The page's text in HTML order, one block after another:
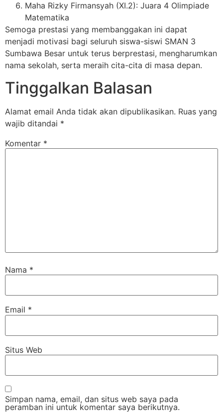
Maha Rizky Firmansyah (XI.2): Juara 4 Olimpiade
Matematika
Semoga prestasi yang membanggakan ini dapat
menjadi motivasi bagi seluruh siswa-siswi SMAN 3
Sumbawa Besar untuk terus berprestasi, mengharumkan
nama sekolah, serta meraih cita-cita di masa depan.
Tinggalkan Balasan
Alamat email Anda tidak akan dipublikasikan. Ruas yang
wajib ditandai *
Komentar *
Nama *
Email *
Situs Web
Simpan nama, email, dan situs web saya pada
peramban ini untuk komentar saya berikutnya.